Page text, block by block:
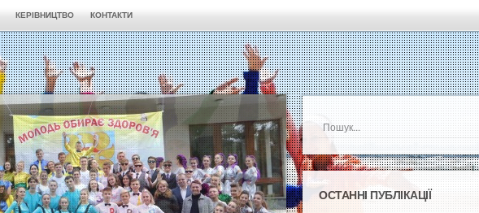
КЕРІВНИЦТВО КОНТАКТИ
ОСТАННІ ПУБЛІКАЦІЇ